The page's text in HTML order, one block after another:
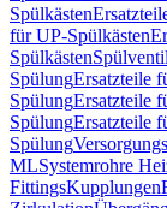
Spülkästen
für UP-Spülkästen
Spülkästen
SpülungErsatzteile
SpülungErsatzteile
SpülungErsatzteile
Spülung
MLSystemrohre
FittingsKupplungen